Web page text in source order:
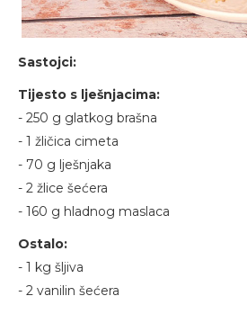
Sastojci:
Tijesto s lješnjacima:
- 250 g glatkog brašna
- 1 žličica cimeta
- 70 g lješnjaka
- 2 žlice šećera
- 160 g hladnog maslaca
Ostalo:
- 1 kg šljiva
- 2 vanilin šećera